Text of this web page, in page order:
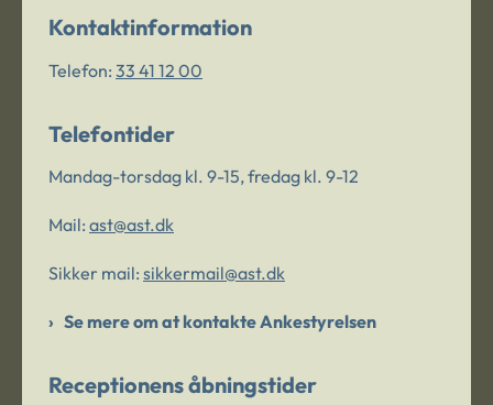
Kontaktinformation
Telefon: 33 41 12 00
Telefontider
Mandag-torsdag kl. 9-15, fredag kl. 9-12
Mail: ast@ast.dk
Sikker mail: sikkermail@ast.dk
Se mere om at kontakte Ankestyrelsen
Receptionens åbningstider